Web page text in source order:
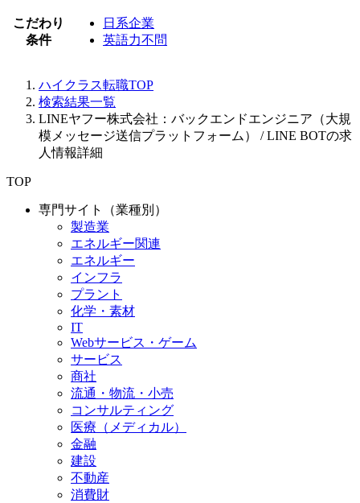
こだわり
条件
日系企業
英語力不問
ハイクラス転職TOP
検索結果一覧
LINEヤフー株式会社：バックエンドエンジニア（大規
模メッセージ送信プラットフォーム） / LINE BOTの求
人情報詳細
TOP
専門サイト（業種別）
製造業
エネルギー関連
エネルギー
インフラ
プラント
化学・素材
IT
Webサービス・ゲーム
サービス
商社
流通・物流・小売
コンサルティング
医療（メディカル）
金融
建設
不動産
消費財